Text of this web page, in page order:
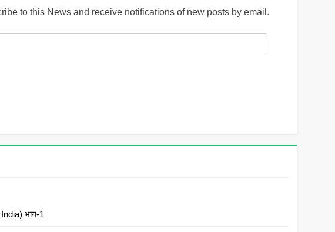
to this News and receive notifications of new posts by email.
भाग-1